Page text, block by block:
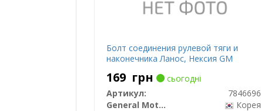
Болт соединения рулевой тяги и
наконечника Ланос, Нексия GM
169 грн
сьогодні
Артикул:
7846696
General Motors
Корея